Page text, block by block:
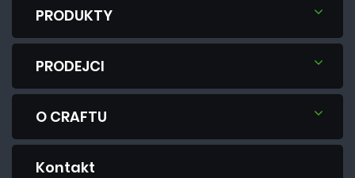
PRODUKTY
PRODEJCI
O CRAFTU
Kontakt